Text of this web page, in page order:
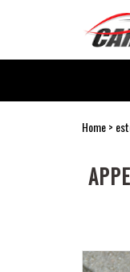
principale
Home